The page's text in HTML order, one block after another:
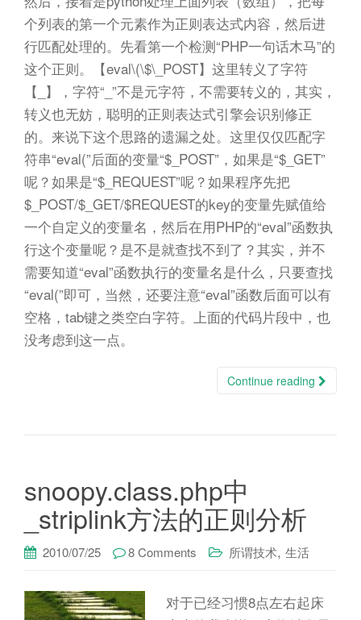
个列表的第一个元素作为正则表达式内容，然后进
行匹配处理的。先看第一个检测“PHP一句话木马”的
这个正则。【eval\(\$\_POST】这里转义了字符
【_】，字符“_”不是元字符，不需要转义的，其实，
转义也无妨，聪明的正则表达式引擎会识别修正
的。来说下这个思路的遗漏之处。这里仅仅匹配字
符串“eval(”后面的变量“$_POST”，如果是“$_GET”
呢？如果是“$_REQUEST”呢？如果程序先把
$_POST/$_GET/$REQUEST的key的变量先赋值给
一个自定义的变量名，然后在用PHP的“eval”函数执
行这个变量呢？是不是就查找不到了？其实，并不
需要知道“eval”函数执行的变量名是什么，只要查找
“eval(”即可，当然，还要注意“eval”函数后面可以有
空格，tab键之类空白字符。上面的代码片段中，也
没考虑到这一点。
Continue reading
snoopy.class.php中
_striplink方法的正则分析
2010/07/25 8 Comments 所谓技术, 生活
对于已经习惯8点左右起床